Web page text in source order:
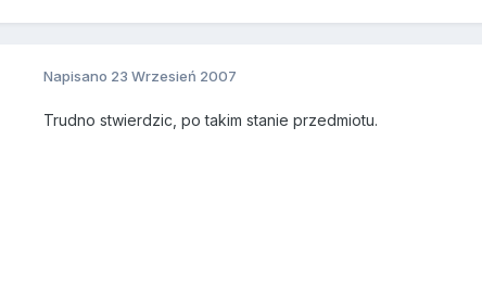
Napisano 23 Wrzesień 2007
Trudno stwierdzic, po takim stanie przedmiotu.